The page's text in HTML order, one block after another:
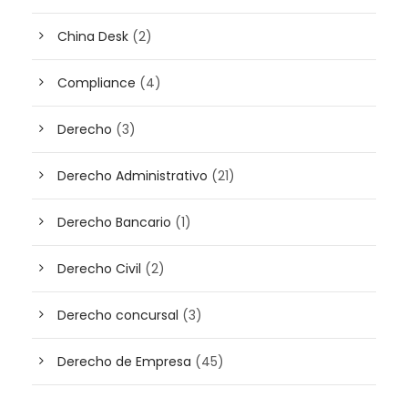
China Desk (2)
Compliance (4)
Derecho (3)
Derecho Administrativo (21)
Derecho Bancario (1)
Derecho Civil (2)
Derecho concursal (3)
Derecho de Empresa (45)